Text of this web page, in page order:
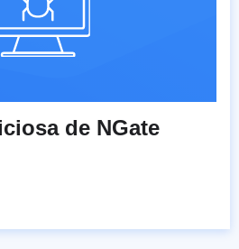
de NGate